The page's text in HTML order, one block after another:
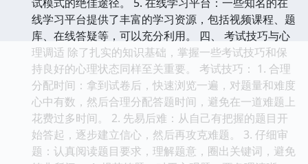
线学习平台提供了丰富的学习资源，包括视频课程、题
库、在线答疑等，可以充分利用。 四、 考试技巧与心
理调适 除了扎实的知识基础，掌握一些考试技巧和保
持良好的心理状态同样至关重要。 考试技巧： 1. 合理
分配时间：拿到试卷后，快速浏览一遍，对题量和难度
心中有数，然后合理分配答题时间，避免在一道难题上
花费过多时间。 2. 先易后难：从自己有把握的题目开
始答起，逐步建立信心，然后再攻克难题。 3. 仔细审
题：认真阅读题目要求，理解题意，圈出关键词，避免